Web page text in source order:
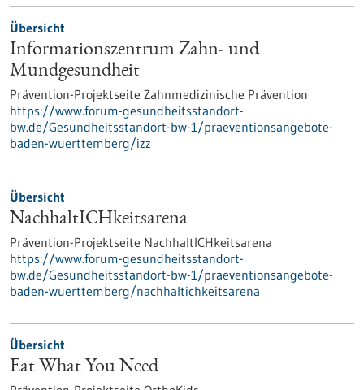
Übersicht
Informationszentrum Zahn- und
Mundgesundheit
Prävention-Projektseite Zahnmedizinische Prävention
https://www.forum-gesundheitsstandort-
bw.de/Gesundheitsstandort-bw-1/praeventionsangebote-
baden-wuerttemberg/izz
Übersicht
NachhaltICHkeitsarena
Prävention-Projektseite NachhaltICHkeitsarena
https://www.forum-gesundheitsstandort-
bw.de/Gesundheitsstandort-bw-1/praeventionsangebote-
baden-wuerttemberg/nachhaltichkeitsarena
Übersicht
Eat What You Need